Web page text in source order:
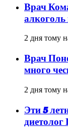
Врач
алкоголь
2 дня тому
Врач
много
2 дня тому
Эти 5